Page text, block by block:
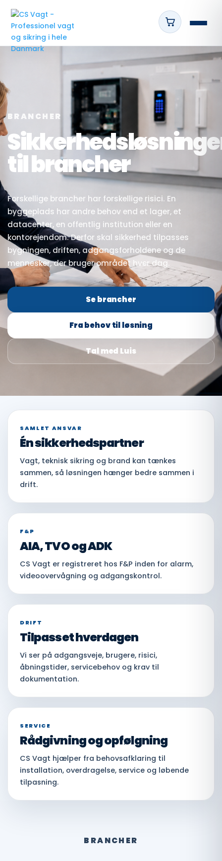
BRANCHER
til brancher
Forskellige brancher har forskellige risici. En
byggeplads har andre behov end et lager, et
datacenter, en offentlig institution eller en
kontorejendom. Derfor skal sikkerhed tilpasses
bygningen, driften, adgangsforholdene og de
mennesker, der bruger området hver dag.
Se brancher
Fra behov til løsning
Tal med Luis
SAMLET ANSVAR
Én sikkerhedspartner
Vagt, teknisk sikring og brand kan tænkes
sammen, så løsningen hænger bedre sammen i
drift.
F&P
AIA, TVO og ADK
CS Vagt er registreret hos F&P inden for alarm,
videoovervågning og adgangskontrol.
DRIFT
Tilpasset hverdagen
Vi ser på adgangsveje, brugere, risici,
åbningstider, servicebehov og krav til
dokumentation.
SERVICE
Rådgivning og opfølgning
CS Vagt hjælper fra behovsafklaring til
installation, overdragelse, service og løbende
tilpasning.
BRANCHER